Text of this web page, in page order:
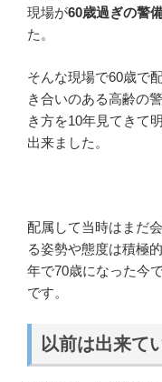
現場が60歳過ぎの警
た。
そんな現場で60歳で
き合いのある高齢の
き方を10年見てきて
出来ました。
配属して当時はまだ
る姿勢や態度は積極
年で70歳になった今
です。
以前は出来て